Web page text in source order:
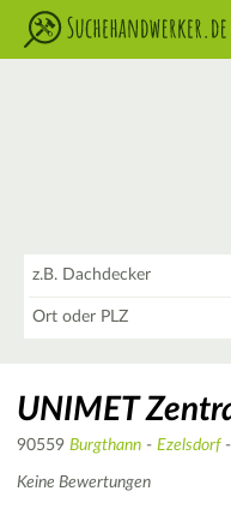
UNIMET
90559 Burgthann - Ezelsdorf-
Keine Bewertungen